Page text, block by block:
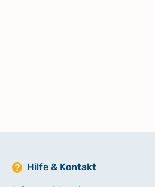
Hilfe & Kontakt